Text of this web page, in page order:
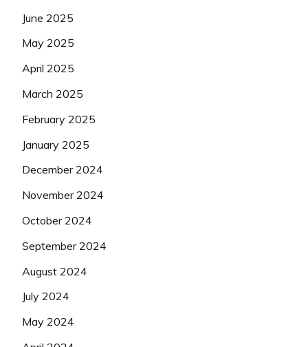
June 2025
May 2025
April 2025
March 2025
February 2025
January 2025
December 2024
November 2024
October 2024
September 2024
August 2024
July 2024
May 2024